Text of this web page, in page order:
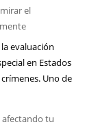
el
evaluación
en Estados
Uno de
afectando tu